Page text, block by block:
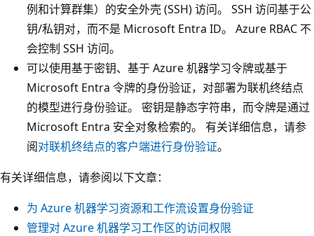
例和计算群集）的安全外壳 (SSH) 访问。 SSH 访问基于公
钥/私钥对，而不是 Microsoft Entra ID。 Azure RBAC 不
会控制 SSH 访问。
可以使用基于密钥、基于 Azure 机器学习令牌或基于
Microsoft Entra 令牌的身份验证，对部署为联机终结点
的模型进行身份验证。 密钥是静态字符串，而令牌是通过
Microsoft Entra 安全对象检索的。 有关详细信息，请参
阅对联机终结点的客户端进行身份验证。
有关详细信息，请参阅以下文章：
为 Azure 机器学习资源和工作流设置身份验证
管理对 Azure 机器学习工作区的访问权限